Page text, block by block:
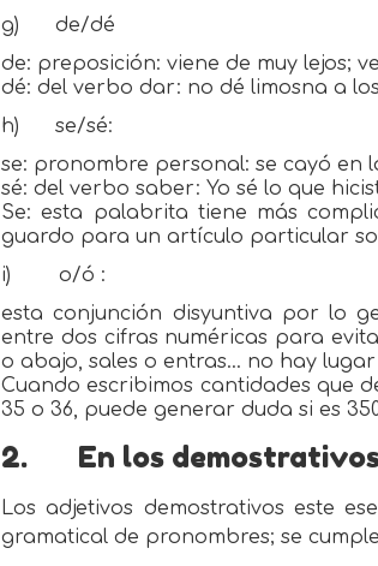
g)
de/dé
de: preposición: viene de muy lejos;
dé: del verbo dar: no dé limosna a
h)
se/sé:
se: pronombre personal: se cayó en
sé: del verbo saber: Yo sé lo que
Se: esta palabrita tiene más
guardo para un artículo particular
i)
o/ó :
esta conjunción disyuntiva por lo
entre dos cifras numéricas para
o abajo, sales o entras… no hay
Cuando escribimos cantidades que
35 o 36, puede generar duda si es
2. En los
Los adjetivos demostrativos este
gramatical de pronombres; se